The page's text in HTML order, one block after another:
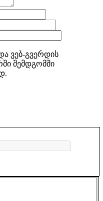
ვებ-გვერდის
შემდგომში